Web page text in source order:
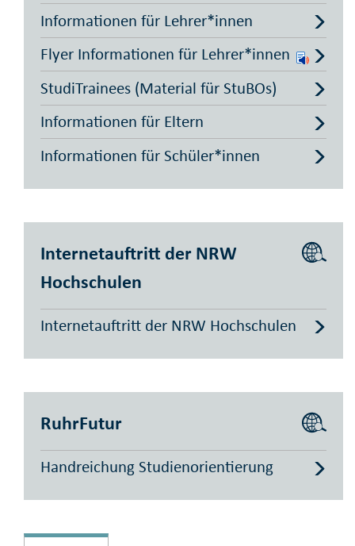
Informationen für Lehrer*innen
Flyer Informationen für Lehrer*innen
StudiTrainees (Material für StuBOs)
Informationen für Eltern
Informationen für Schüler*innen
Internetauftritt der NRW
Hochschulen
Internetauftritt der NRW Hochschulen
RuhrFutur
Handreichung Studienorientierung